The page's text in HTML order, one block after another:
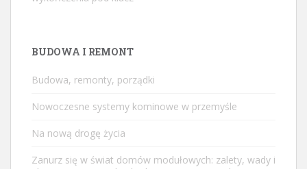
BUDOWA I REMONT
Budowa, remonty, porządki
Nowoczesne systemy kominowe w przemyśle
Na nową drogę życia
Zanurz się w świat domów modułowych: zalety, wady i